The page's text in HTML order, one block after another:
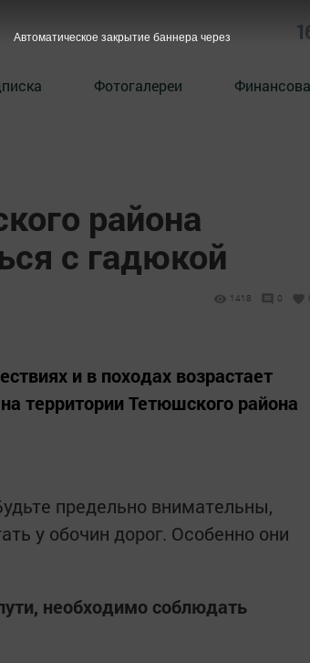
Фотогалереи
района
с гадюкой
1418 0
и в походах возрастает
территории Тетюшского района
предельно внимательны,
у обочин дорог. Особенно они
необходимо соблюдать
Автоматическое закрытие баннера через